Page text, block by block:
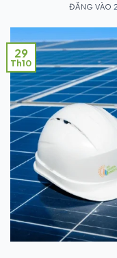
ĐĂNG VÀO
29
Th10